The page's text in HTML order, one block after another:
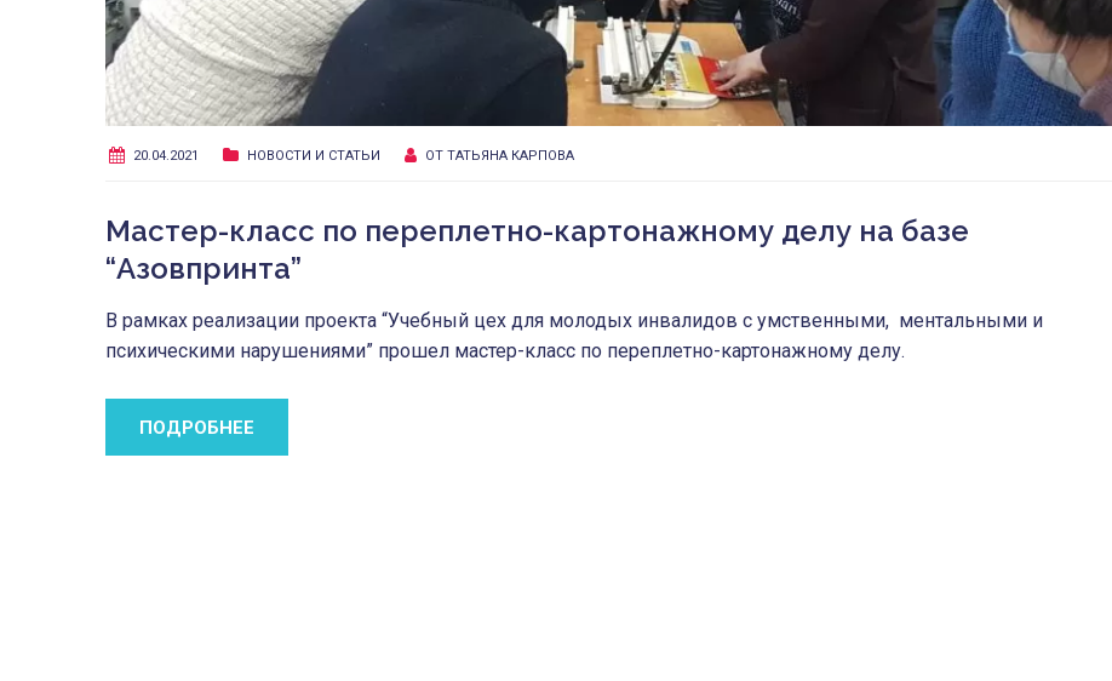
20.04.2021 НОВОСТИ И СТАТЬИ ОТ ТАТЬЯНА КAРПОВА
Мастер-класс по переплетно-картонажному делу на базе
“Азовпринта”
В рамках реализации проекта “Учебный цех для молодых инвалидов с умственными, ментальными и
психическими нарушениями” прошел мастер-класс по переплетно-картонажному делу.
ПОДРОБНЕЕ